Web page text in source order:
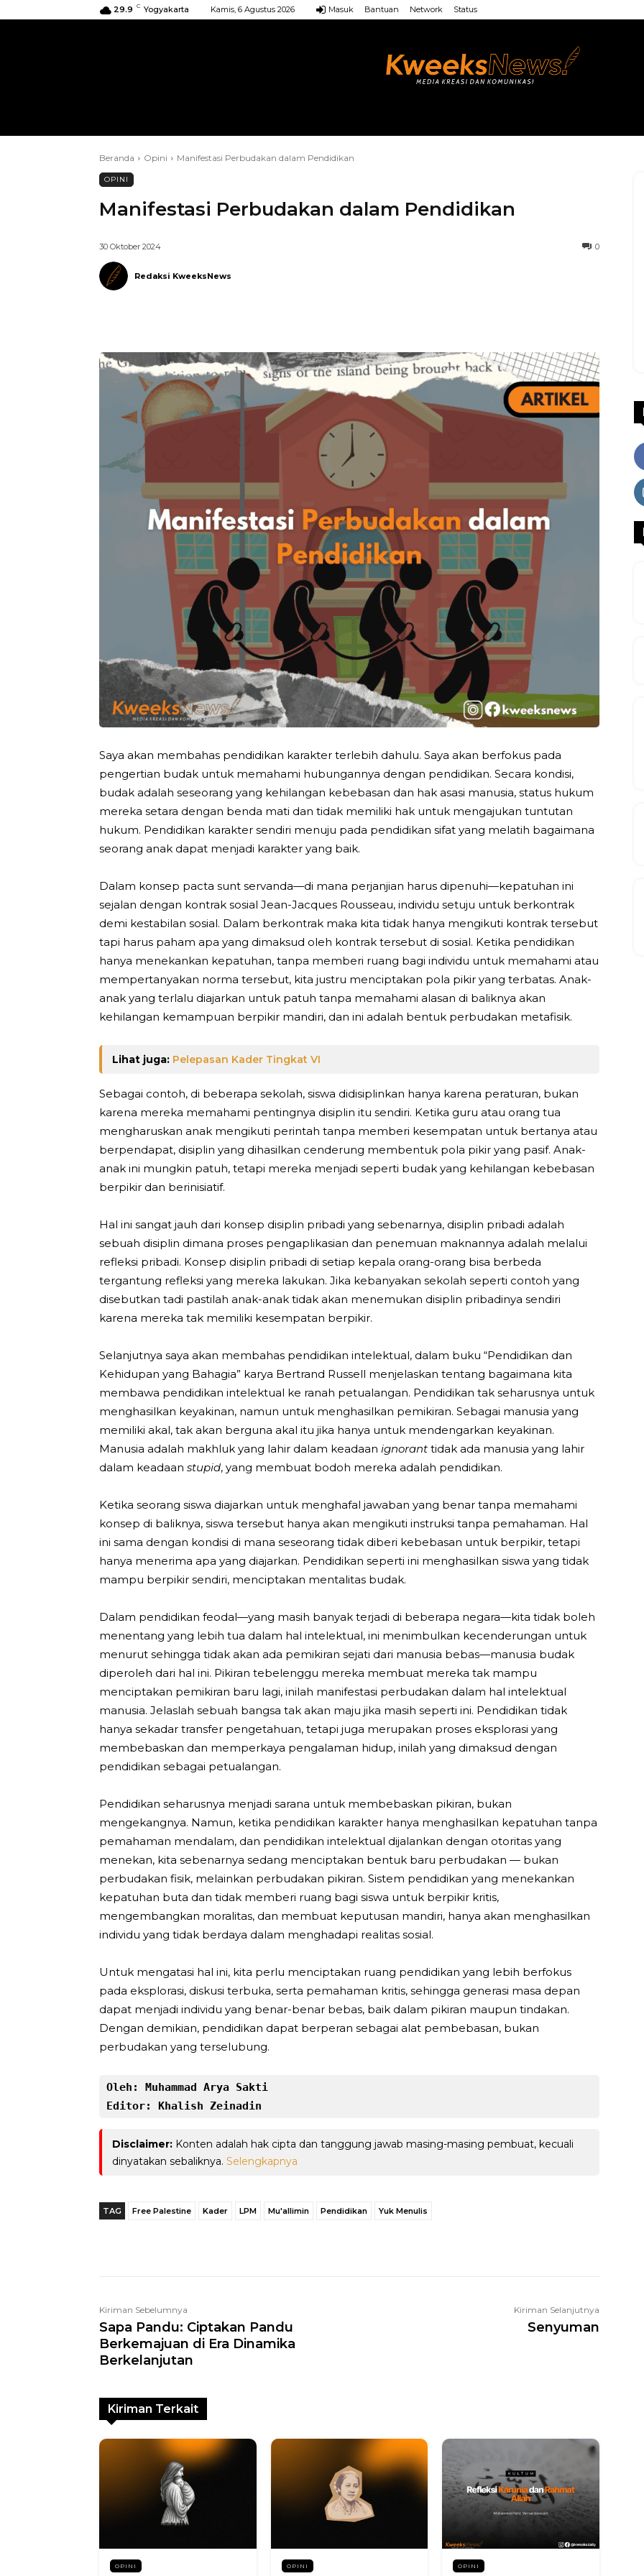
29.9 C Yogyakarta Kamis, 6 Agustus 2026 Masuk Bantuan Network Status
Beranda Opini Manifestasi Perbudakan dalam Pendidikan
OPINI
Manifestasi Perbudakan dalam Pendidikan
0
30 Oktober 2024
Redaksi KweeksNews
Saya akan membahas pendidikan karakter terlebih dahulu. Saya akan berfokus pada
pengertian budak untuk memahami hubungannya dengan pendidikan. Secara kondisi,
budak adalah seseorang yang kehilangan kebebasan dan hak asasi manusia, status hukum
mereka setara dengan benda mati dan tidak memiliki hak untuk mengajukan tuntutan
hukum. Pendidikan karakter sendiri menuju pada pendidikan sifat yang melatih bagaimana
seorang anak dapat menjadi karakter yang baik.
Dalam konsep pacta sunt servanda—di mana perjanjian harus dipenuhi—kepatuhan ini
sejalan dengan kontrak sosial Jean-Jacques Rousseau, individu setuju untuk berkontrak
demi kestabilan sosial. Dalam berkontrak maka kita tidak hanya mengikuti kontrak tersebut
tapi harus paham apa yang dimaksud oleh kontrak tersebut di sosial. Ketika pendidikan
hanya menekankan kepatuhan, tanpa memberi ruang bagi individu untuk memahami atau
mempertanyakan norma tersebut, kita justru menciptakan pola pikir yang terbatas. Anak-
anak yang terlalu diajarkan untuk patuh tanpa memahami alasan di baliknya akan
kehilangan kemampuan berpikir mandiri, dan ini adalah bentuk perbudakan metafisik.
Lihat juga: Pelepasan Kader Tingkat VI
Sebagai contoh, di beberapa sekolah, siswa didisiplinkan hanya karena peraturan, bukan
karena mereka memahami pentingnya disiplin itu sendiri. Ketika guru atau orang tua
mengharuskan anak mengikuti perintah tanpa memberi kesempatan untuk bertanya atau
berpendapat, disiplin yang dihasilkan cenderung membentuk pola pikir yang pasif. Anak-
anak ini mungkin patuh, tetapi mereka menjadi seperti budak yang kehilangan kebebasan
berpikir dan berinisiatif.
Hal ini sangat jauh dari konsep disiplin pribadi yang sebenarnya, disiplin pribadi adalah
sebuah disiplin dimana proses pengaplikasian dan penemuan maknannya adalah melalui
refleksi pribadi. Konsep disiplin pribadi di setiap kepala orang-orang bisa berbeda
tergantung refleksi yang mereka lakukan. Jika kebanyakan sekolah seperti contoh yang
disebutkan tadi pastilah anak-anak tidak akan menemukan disiplin pribadinya sendiri
karena mereka tak memiliki kesempatan berpikir.
Selanjutnya saya akan membahas pendidikan intelektual, dalam buku “Pendidikan dan
Kehidupan yang Bahagia” karya Bertrand Russell menjelaskan tentang bagaimana kita
membawa pendidikan intelektual ke ranah petualangan. Pendidikan tak seharusnya untuk
menghasilkan keyakinan, namun untuk menghasilkan pemikiran. Sebagai manusia yang
memiliki akal, tak akan berguna akal itu jika hanya untuk mendengarkan keyakinan.
Manusia adalah makhluk yang lahir dalam keadaan ignorant tidak ada manusia yang lahir
dalam keadaan stupid, yang membuat bodoh mereka adalah pendidikan.
Ketika seorang siswa diajarkan untuk menghafal jawaban yang benar tanpa memahami
konsep di baliknya, siswa tersebut hanya akan mengikuti instruksi tanpa pemahaman. Hal
ini sama dengan kondisi di mana seseorang tidak diberi kebebasan untuk berpikir, tetapi
hanya menerima apa yang diajarkan. Pendidikan seperti ini menghasilkan siswa yang tidak
mampu berpikir sendiri, menciptakan mentalitas budak.
Dalam pendidikan feodal—yang masih banyak terjadi di beberapa negara—kita tidak boleh
menentang yang lebih tua dalam hal intelektual, ini menimbulkan kecenderungan untuk
menurut sehingga tidak akan ada pemikiran sejati dari manusia bebas—manusia budak
diperoleh dari hal ini. Pikiran tebelenggu mereka membuat mereka tak mampu
menciptakan pemikiran baru lagi, inilah manifestasi perbudakan dalam hal intelektual
manusia. Jelaslah sebuah bangsa tak akan maju jika masih seperti ini. Pendidikan tidak
hanya sekadar transfer pengetahuan, tetapi juga merupakan proses eksplorasi yang
membebaskan dan memperkaya pengalaman hidup, inilah yang dimaksud dengan
pendidikan sebagai petualangan.
Pendidikan seharusnya menjadi sarana untuk membebaskan pikiran, bukan
mengekangnya. Namun, ketika pendidikan karakter hanya menghasilkan kepatuhan tanpa
pemahaman mendalam, dan pendidikan intelektual dijalankan dengan otoritas yang
menekan, kita sebenarnya sedang menciptakan bentuk baru perbudakan — bukan
perbudakan fisik, melainkan perbudakan pikiran. Sistem pendidikan yang menekankan
kepatuhan buta dan tidak memberi ruang bagi siswa untuk berpikir kritis,
mengembangkan moralitas, dan membuat keputusan mandiri, hanya akan menghasilkan
individu yang tidak berdaya dalam menghadapi realitas sosial.
Untuk mengatasi hal ini, kita perlu menciptakan ruang pendidikan yang lebih berfokus
pada eksplorasi, diskusi terbuka, serta pemahaman kritis, sehingga generasi masa depan
dapat menjadi individu yang benar-benar bebas, baik dalam pikiran maupun tindakan.
Dengan demikian, pendidikan dapat berperan sebagai alat pembebasan, bukan
perbudakan yang terselubung.
Oleh: Muhammad Arya Sakti
Editor: Khalish Zeinadin
Disclaimer: Konten adalah hak cipta dan tanggung jawab masing-masing pembuat, kecuali
dinyatakan sebaliknya. Selengkapnya
TAG Free Palestine Kader LPM Mu'allimin Pendidikan Yuk Menulis
Kiriman Sebelumnya
Sapa Pandu: Ciptakan Pandu
Berkemajuan di Era Dinamika
Berkelanjutan
Kiriman Selanjutnya
Senyuman
Kiriman Terkait
OPINI OPINI OPINI